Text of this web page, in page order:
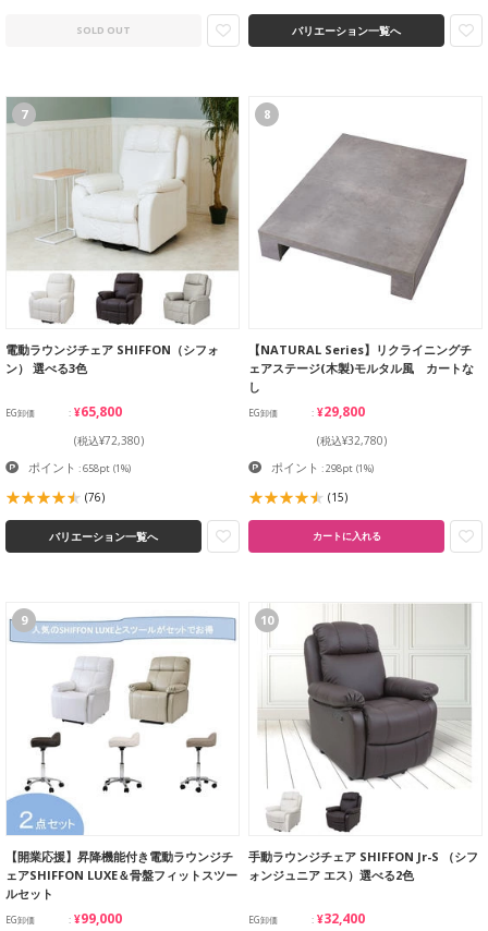
SOLD OUT バリエーション一覧へ
7
電動ラウンジチェア SHIFFON（シフォ
ン） 選べる3色
EG卸価 ¥65,800
(税込¥72,380)
ポイント : 658pt (1%)
(76)
バリエーション一覧へ
8
【NATURAL Series】リクライニングチ
ェアステージ(木製)モルタル風 カートな
し
EG卸価 ¥29,800
(税込¥32,780)
ポイント : 298pt (1%)
(15)
カートに入れる
9
【開業応援】昇降機能付き電動ラウンジチ
ェアSHIFFON LUXE＆骨盤フィットスツー
ルセット
EG卸価 ¥99,000
10
手動ラウンジチェア SHIFFON Jr-S （シフ
ォンジュニア エス）選べる2色
EG卸価 ¥32,400